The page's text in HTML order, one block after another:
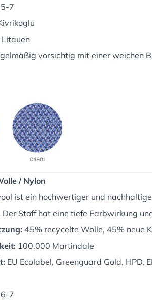
5-7
Litauen
vorsichtig mit einer weichen
/ Nylon
ist ein hochwertiger und
Stoff hat eine tiefe Farbwirkung
45% recycelte Wolle, 45% neue
100.000 Martindale
EU Ecolabel, Greenguard Gold, HPD,
6-7